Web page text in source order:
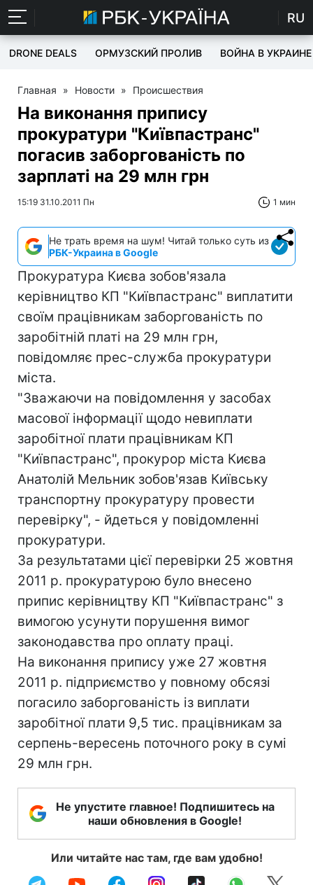
RU
DRONE DEALS ОРМУЗСКИЙ ПРОЛИВ ВОЙНА В УКРАИНЕ
Главная » Новости » Происшествия
На виконання припису
прокуратури "Київпастранс"
погасив заборгованість по
зарплаті на 29 млн грн
15:19 31.10.2011 Пн 1 мин
Не трать время на шум! Читай только суть из
РБК-Украина в Google
Прокуратура Києва зобов'язала
керівництво КП "Київпастранс" виплатити
своїм працівникам заборгованість по
заробітній платі на 29 млн грн,
повідомляє прес-служба прокуратури
міста.
"Зважаючи на повідомлення у засобах
масової інформації щодо невиплати
заробітної плати працівникам КП
"Київпастранс", прокурор міста Києва
Анатолій Мельник зобов'язав Київську
транспортну прокуратуру провести
перевірку", - йдеться у повідомленні
прокуратури.
За результатами цієї перевірки 25 жовтня
2011 р. прокуратурою було внесено
припис керівництву КП "Київпастранс" з
вимогою усунути порушення вимог
законодавства про оплату праці.
На виконання припису уже 27 жовтня
2011 р. підприємство у повному обсязі
погасило заборгованість із виплати
заробітної плати 9,5 тис. працівникам за
серпень-вересень поточного року в сумі
29 млн грн.
Не упустите главное! Подпишитесь на
наши обновления в Google!
Или читайте нас там, где вам удобно!